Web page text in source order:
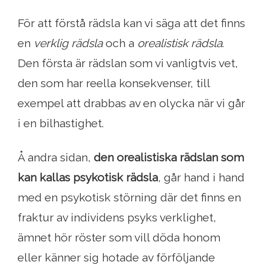
För att förstå rädsla kan vi säga att det finns
en verklig rädslaoch a orealistisk rädsla.
Den första är rädslan som vi vanligtvis vet,
den som har reella konsekvenser, till
exempel att drabbas av en olycka när vi går
i en bilhastighet.
Å andra sidan, den orealistiska rädslan som
kan kallas psykotisk rädsla, går hand i hand
med en psykotisk störning där det finns en
fraktur av individens psyks verklighet,
ämnet hör röster som vill döda honom
eller känner sig hotade av förföljande